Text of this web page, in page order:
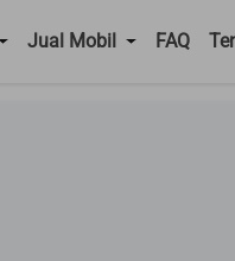
Jual Mobil FAQ